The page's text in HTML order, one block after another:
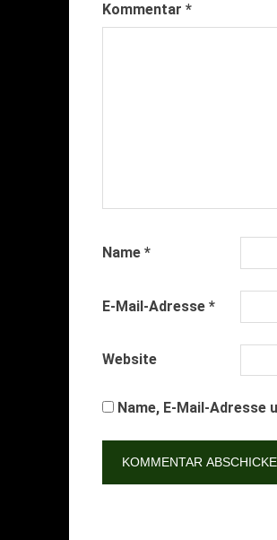
Kommentar *
Name *
E-Mail-Adresse *
Website
Name, E-Mail-Adresse